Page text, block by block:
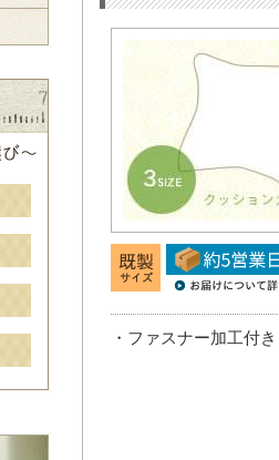
・ファスナー加工付き